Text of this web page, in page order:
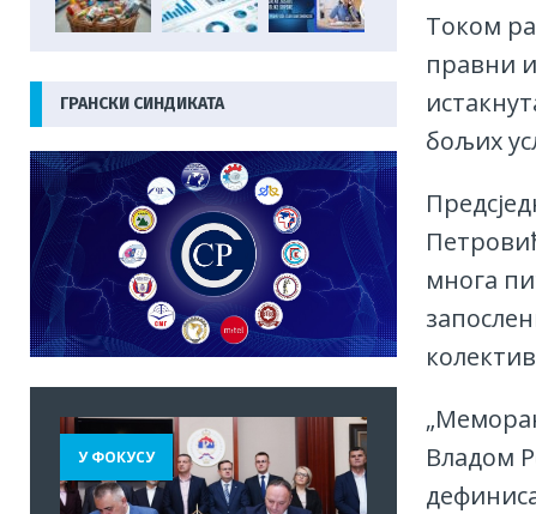
Током
правни и
бољих
многа
Владом
ГРАНСКИ СИНДИКАТА
У ФОКУСУ